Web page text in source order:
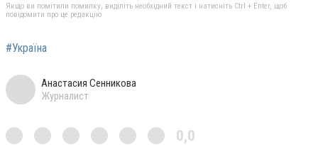
Якщо ви помітили помилку, виділіть необхідний текст і натисніть Ctrl + Enter, щоб
повідомити про це редакцію
#Україна
Анастасия Сенникова
Журналист
0,0